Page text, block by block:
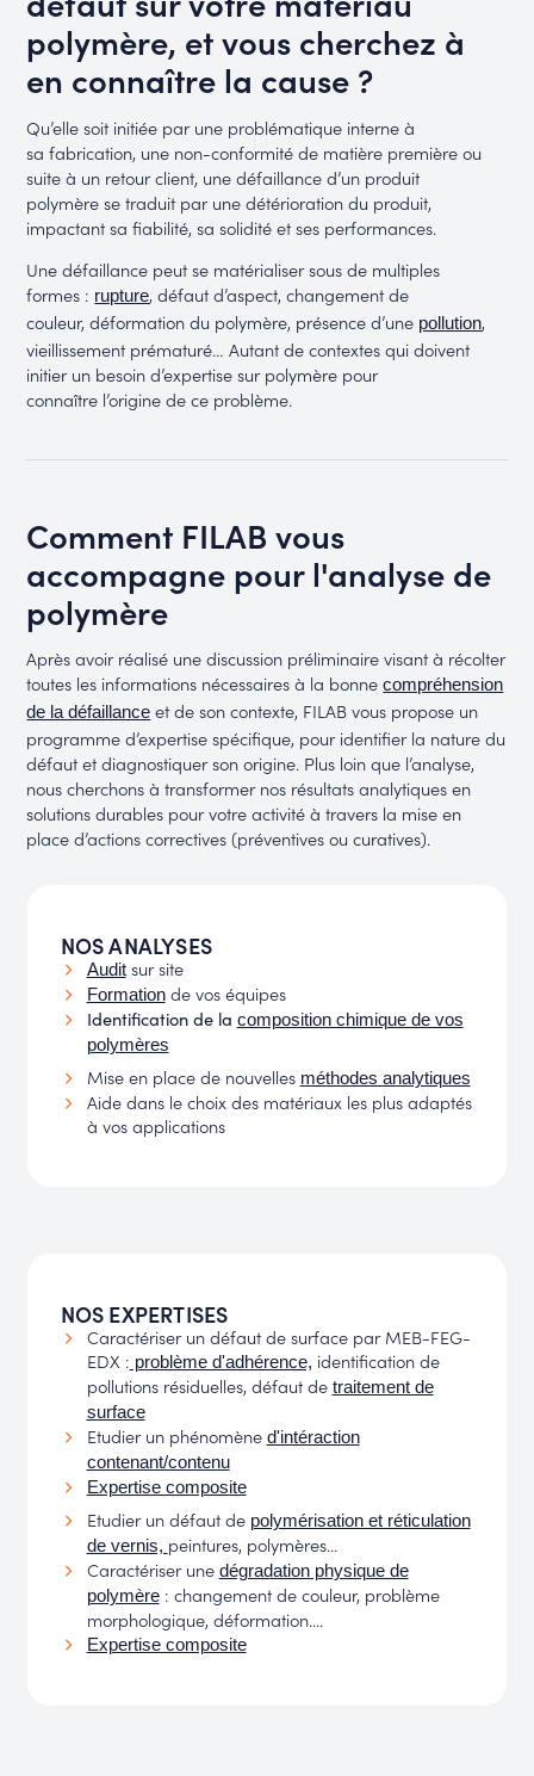
polymère, et vous cherchez à
en connaître la cause ?
Qu’elle soit initiée par une problématique interne à
sa fabrication, une non-conformité de matière première ou
suite à un retour client, une défaillance d’un produit
polymère se traduit par une détérioration du produit,
impactant sa fiabilité, sa solidité et ses performances.
Une défaillance peut se matérialiser sous de multiples
formes : rupture, défaut d’aspect, changement de
couleur, déformation du polymère, présence d’une pollution,
vieillissement prématuré… Autant de contextes qui doivent
initier un besoin d’expertise sur polymère pour
connaître l’origine de ce problème.
Comment FILAB vous
accompagne pour l'analyse de
polymère
Après avoir réalisé une discussion préliminaire visant à récolter
toutes les informations nécessaires à la bonnecompréhension
de la défaillance et de son contexte, FILAB vous propose un
programme d’expertise spécifique, pour identifier la nature du
défaut et diagnostiquer son origine. Plus loin que l’analyse,
nous cherchons à transformer nos résultats analytiques en
solutions durables pour votre activité à travers la mise en
place d’actions correctives (préventives ou curatives).
NOS ANALYSES
Auditsur site
Formationde vos équipes
Identification de la composition chimique de vos
polymères
Mise en place de nouvelles méthodes analytiques
Aide dans le choix des matériaux les plus adaptés
à vos applications
NOS EXPERTISES
Caractériser un défaut de surface par MEB-FEG-
EDX : problème d'adhérence, identification de
pollutions résiduelles, défaut de traitement de
surface
Etudier un phénomène d'intéraction
contenant/contenu
Expertise composite
Etudier un défaut de polymérisation et réticulation
de vernis, peintures, polymères…
Caractériser une dégradation physique de
polymère: changement de couleur, problème
morphologique, déformation....
Expertise composite